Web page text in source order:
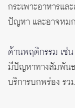
กระเพาะอาหารแ
ปัญหา และอาจหม
ด้านพฤติกรรม เช่น
มีปัญหาทางสัมพัน
บริการบกพร่อง ร